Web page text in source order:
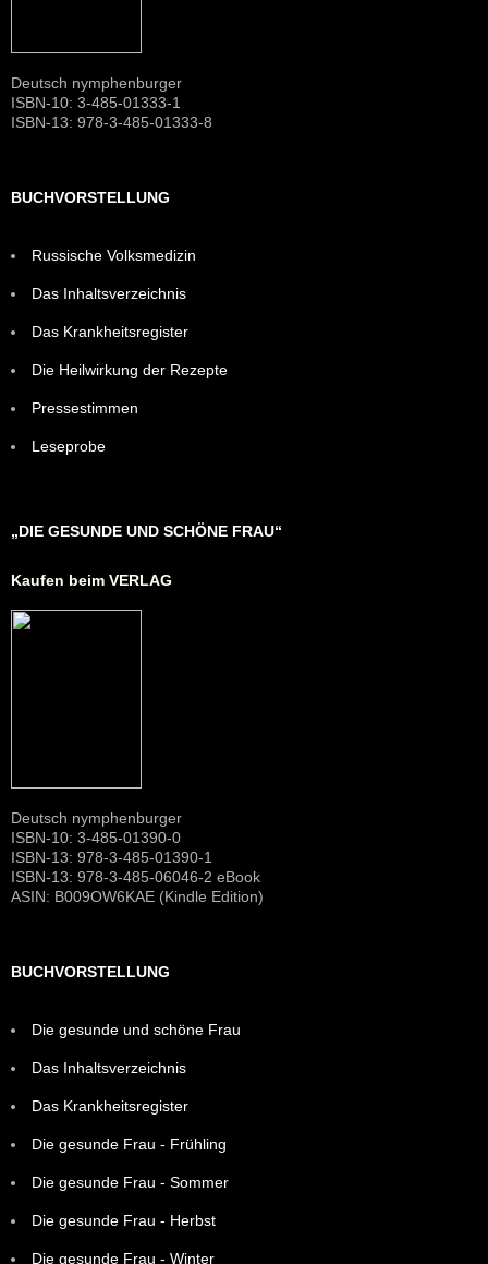
Deutsch nymphenburger
ISBN-10: 3-485-01333-1
ISBN-13: 978-3-485-01333-8
BUCHVORSTELLUNG
Russische Volksmedizin
Das Inhaltsverzeichnis
Das Krankheitsregister
Die Heilwirkung der Rezepte
Pressestimmen
Leseprobe
„DIE GESUNDE UND SCHÖNE FRAU“
Kaufen beim VERLAG
Deutsch nymphenburger
ISBN-10: 3-485-01390-0
ISBN-13: 978-3-485-01390-1
ISBN-13: 978-3-485-06046-2 eBook
ASIN: B009OW6KAE (Kindle Edition)
BUCHVORSTELLUNG
Die gesunde und schöne Frau
Das Inhaltsverzeichnis
Das Krankheitsregister
Die gesunde Frau - Frühling
Die gesunde Frau - Sommer
Die gesunde Frau - Herbst
Die gesunde Frau - Winter